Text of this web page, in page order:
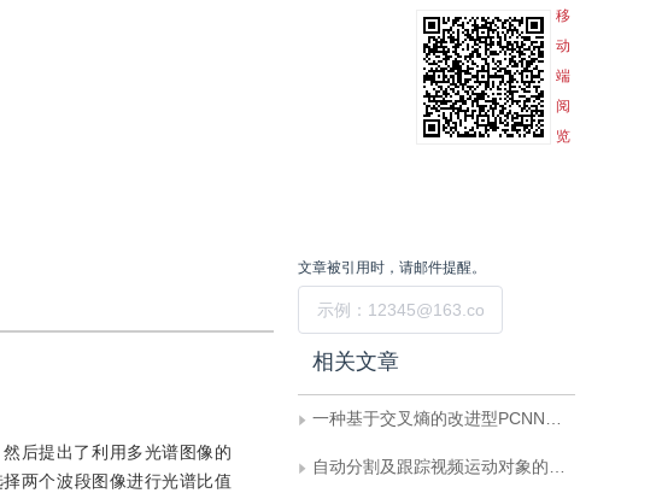
移
动
端
阅
览
后提出了利用多光谱图像的
两个波段图像进行光谱比值
文章被引用时，请邮件提醒。
相关文章
一种基于交叉熵的改进型PCNN图像自动分割新方法
自动分割及跟踪视频运动对象的一种实现方法